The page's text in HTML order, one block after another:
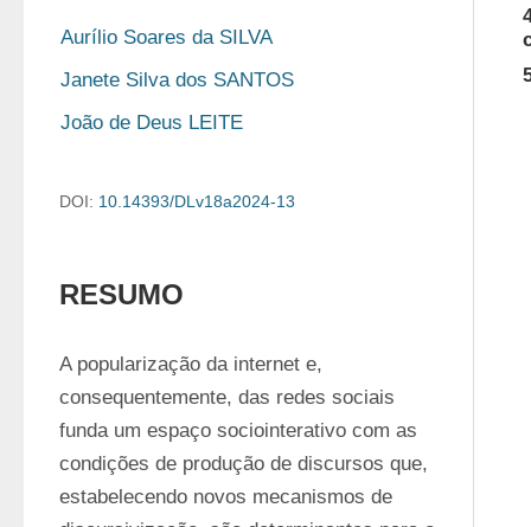
Aurílio Soares da SILVA
Janete Silva dos SANTOS
João de Deus LEITE
DOI: 10.14393/DLv18a2024-13
RESUMO
A popularização da internet e,
consequentemente, das redes sociais
funda um espaço sociointerativo com as
condições de produção de discursos que,
estabelecendo novos mecanismos de